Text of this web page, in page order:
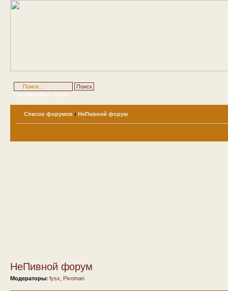
Расширенный поиск
Список форумов ‹ НеПивной форум
НеПивной форум
Модераторы: fysx Pivoman